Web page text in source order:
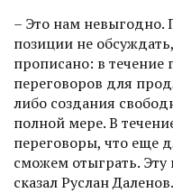
– Это нам невыгодно.
позиции не
прописано: в течение
переговоров для
либо создания
полной мере. В
переговоры, что еще
сможем отыграть.
сказал Руслан Даленов.